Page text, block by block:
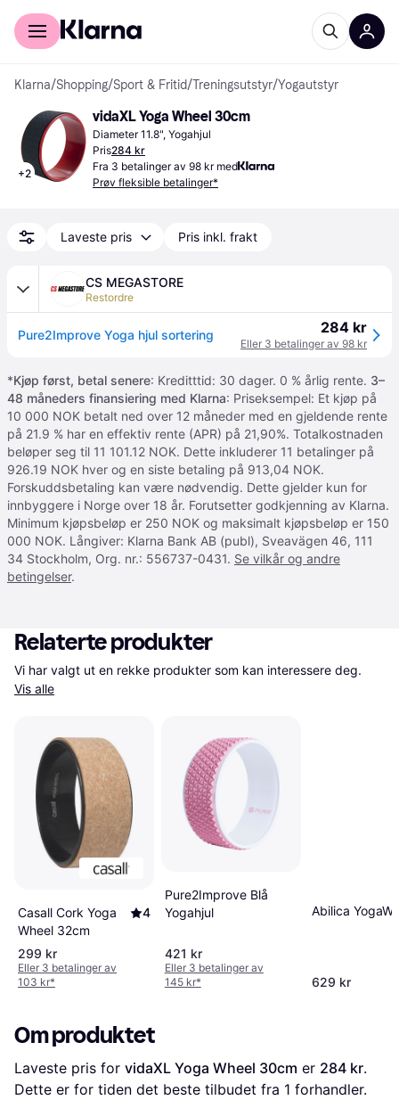
For kunder
Klarna/Shopping/Sport & Fritid/Treningsutstyr/Yogautstyr
+2
vidaXL Yoga Wheel 30cm
Diameter 11.8", Yogahjul
Pris284 kr
Fra 3 betalinger av 98 kr med
Prøv fleksible betalinger*
Laveste pris Pris inkl. frakt
CS MEGASTORE
Restordre
Pure2Improve Yoga hjul sortering 284 kr
Eller 3 betalinger av 98 kr
*Kjøp først, betal senere: Kreditttid: 30 dager. 0 % årlig rente. 3–
48 måneders finansiering med Klarna: Priseksempel: Et kjøp på
10 000 NOK betalt ned over 12 måneder med en gjeldende rente
på 21.9 % har en effektiv rente (APR) på 21,90%. Totalkostnaden
beløper seg til 11 101.12 NOK. Dette inkluderer 11 betalinger på
926.19 NOK hver og en siste betaling på 913,04 NOK.
Forskuddsbetaling kan være nødvendig. Dette gjelder kun for
innbyggere i Norge over 18 år. Forutsetter godkjenning av Klarna.
Minimum kjøpsbeløp er 250 NOK og maksimalt kjøpsbeløp er 150
000 NOK. Långiver: Klarna Bank AB (publ), Sveavägen 46, 111
34 Stockholm, Org. nr.: 556737-0431. Se vilkår og andre
betingelser.
Relaterte produkter
Vis alle
Casall Cork Yoga
Wheel 32cm
4
299 kr
Eller 3 betalinger av
103 kr*
Pure2Improve Blå
Yogahjul
421 kr
Eller 3 betalinger av
145 kr*
Abilica
629 kr
Om produktet
Laveste pris for vidaXL Yoga Wheel 30cm er 284 kr.
Dette er for tiden det beste tilbudet fra 1 forhandler.